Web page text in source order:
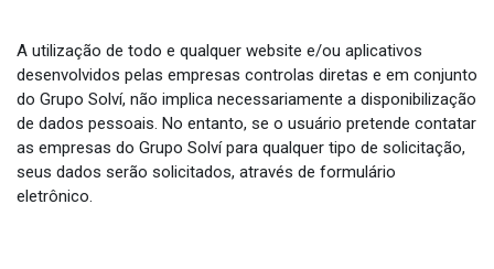
A utilização de todo e qualquer website e/ou aplicativos
desenvolvidos pelas empresas controlas diretas e em conjunto
do Grupo Solví, não implica necessariamente a disponibilização
de dados pessoais. No entanto, se o usuário pretende contatar
as empresas do Grupo Solví para qualquer tipo de solicitação,
seus dados serão solicitados, através de formulário
eletrônico.